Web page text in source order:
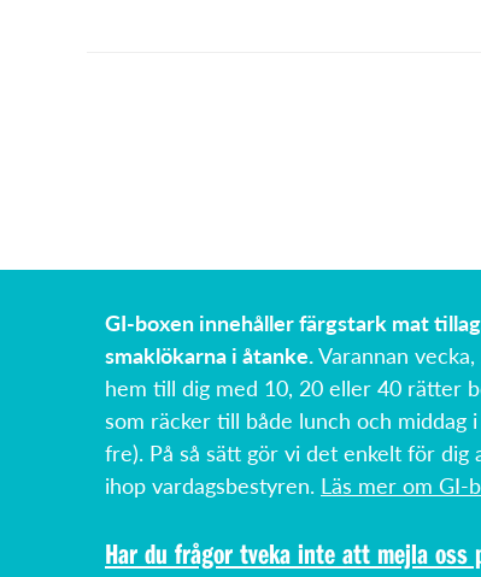
GI-boxen innehåller färgstark mat
smaklökarna i åtanke.Varannan
hem till dig med 10, 20 eller 40 rätter
som räcker till både lunch och middag
fre). På så sätt gör vi det enkelt för
ihop vardagsbestyren. Läs mer om GI-
Har du frågor tveka inte att mejla oss